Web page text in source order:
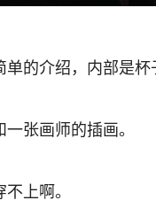
单的介绍，内部是杯
张画师的插画。
上啊。